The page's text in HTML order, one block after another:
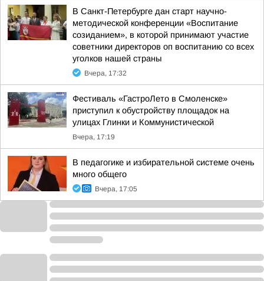
В Санкт-Петербурге дан старт научно-
методической конференции «Воспитание
созиданием», в которой принимают участие
советники директоров оп воспитанию со всех
уголков нашей страны
Вчера, 17:32
Фестиваль «ГастроЛето в Смоленске»
приступил к обустройству площадок на
улицах Глинки и Коммунистической
Вчера, 17:19
В педагогике и избирательной системе очень
много общего
Вчера, 17:05